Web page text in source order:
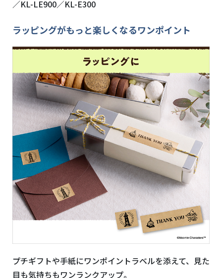
／KL-LE900／KL-E300
ラッピングがもっと楽しくなるワンポイント
プチギフトや手紙にワンポイントラベルを添えて、見た
目も気持ちもワンランクアップ。